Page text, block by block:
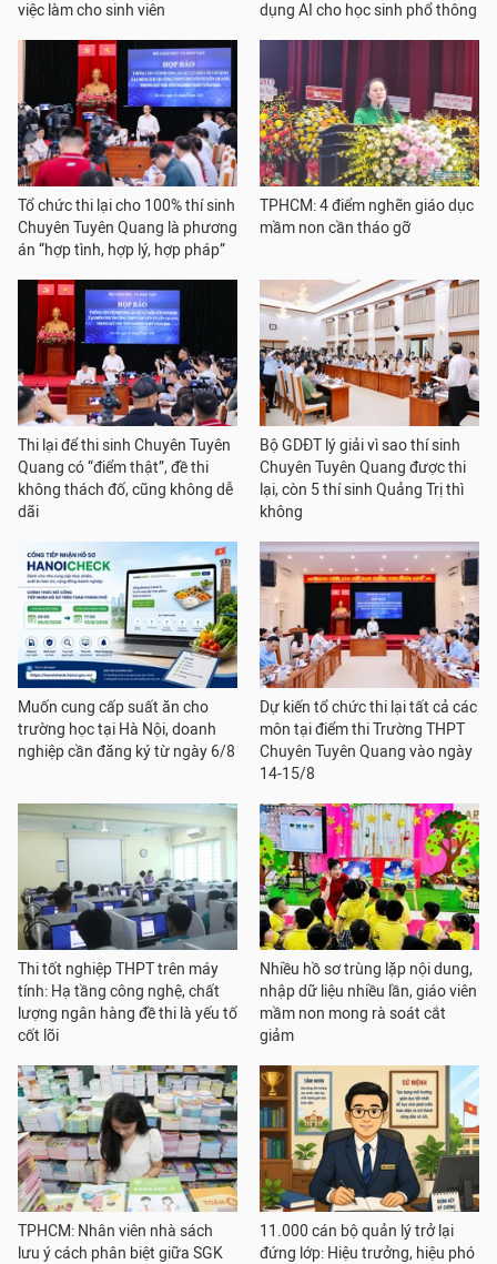
việc làm cho sinh viên
dụng AI cho học sinh phổ thông
Tổ chức thi lại cho 100% thí sinh
Chuyên Tuyên Quang là phương
án “hợp tình, hợp lý, hợp pháp”
TPHCM: 4 điểm nghẽn giáo dục
mầm non cần tháo gỡ
Thi lại để thi sinh Chuyên Tuyên
Quang có “điểm thật”, đề thi
không thách đố, cũng không dễ
dãi
Bộ GDĐT lý giải vì sao thí sinh
Chuyên Tuyên Quang được thi
lại, còn 5 thí sinh Quảng Trị thì
không
Muốn cung cấp suất ăn cho
trường học tại Hà Nội, doanh
nghiệp cần đăng ký từ ngày 6/8
Dự kiến tổ chức thi lại tất cả các
môn tại điểm thi Trường THPT
Chuyên Tuyên Quang vào ngày
14-15/8
Thi tốt nghiệp THPT trên máy
tính: Hạ tầng công nghệ, chất
lượng ngân hàng đề thi là yếu tố
cốt lõi
Nhiều hồ sơ trùng lặp nội dung,
nhập dữ liệu nhiều lần, giáo viên
mầm non mong rà soát cắt
giảm
TPHCM: Nhân viên nhà sách
lưu ý cách phân biệt giữa SGK
11.000 cán bộ quản lý trở lại
đứng lớp: Hiệu trưởng, hiệu phó